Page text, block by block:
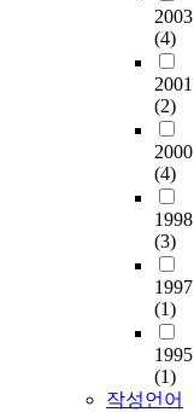
2003
(4)
2001
(2)
2000
(4)
1998
(3)
1997
(1)
1995
(1)
작성언어